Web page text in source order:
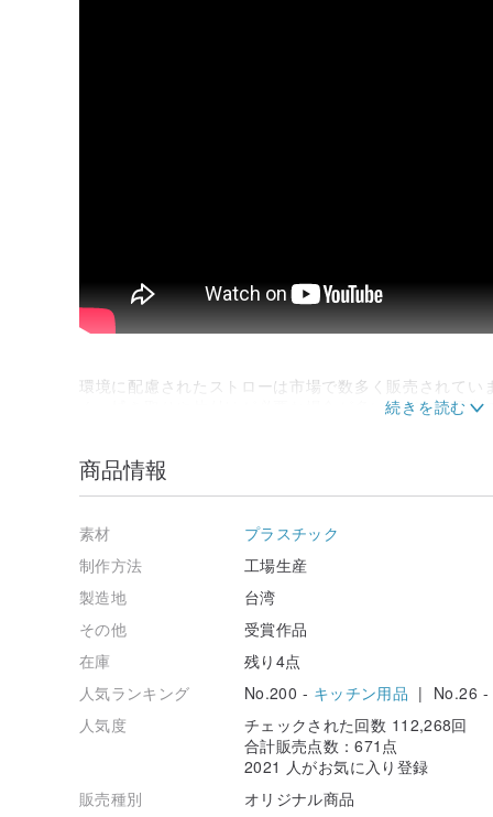
環境に配慮されたストローは市場で数多く販売されて
く、拭き取りや片付けが必要な場合が多いなど、使用
hó-lim のタンブラーは、ストローを模した筒状の構造
トローの持ち運びや洗浄・収納の不便さを解消し、使
品です。
コーヒーや紅茶に限らず、タピオカミルクティーなど
になりました。
（製品内部を断面から見ると、このような構造になって
商品情報
素材
プラスチック
制作方法
工場生産
製造地
台湾
その他
受賞作品
在庫
残り4点
人気ランキング
No.200 - キッチン用品 | No.26 -
人気度
チェックされた回数 112,268回
合計販売点数：671点
2021 人がお気に入り登録
販売種別
オリジナル商品